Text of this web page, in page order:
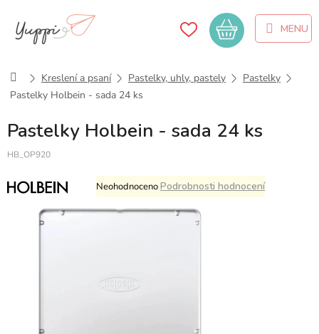
obsah
Nákupní
košík
DomůKreslení a psaní Pastelky, uhly, pastely
Pastelky
Pastelky Holbein - sada 24 ks
Pastelky Holbein - sada 24 ks
HB_OP920
Průměrné
hodnocení
produktu
hvězdiček.
NeohodnocenoPodrobnosti hodnocení